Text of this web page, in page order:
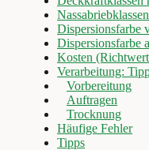
Dispersionsfarbe
Dispersionsfarbe
Kosten
Verarbeitung:
Vorbereitung
Auftragen
Trocknung
Häufige Fehler
Tipps